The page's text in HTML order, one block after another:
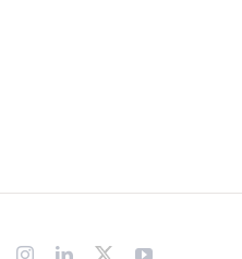
FacebookInstagramLinkedIn
X YouTube